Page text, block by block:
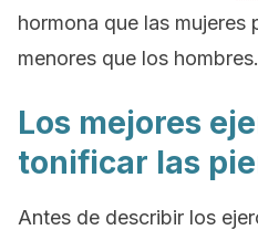
hormona que las mujeres
menores que los hombres.
Los mejores
tonificar las
Antes de describir los